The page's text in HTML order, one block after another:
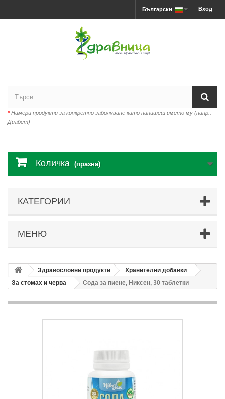
Вход
Български
*Намери продукти за конкретно заболяване като напишеш името му (напр.:
Диабет)
Количка (празна)
КАТЕГОРИИ
МЕНЮ
Здравословни продукти
Хранителни добавки
За стомах и черва
Сода за пиене, Никсен, 30 таблетки